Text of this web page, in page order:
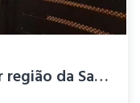
Quarto individual na melhor região da Savassi